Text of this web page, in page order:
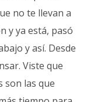
no te llevan a
y ya está, pasó
y así. Desde
Viste que
son las que